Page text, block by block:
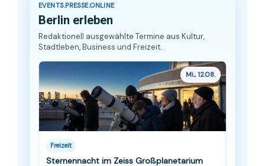
EVENTS.PRESSE.ONLINE
Berlin erleben
Redaktionell ausgewählte Termine aus Kultur,
Stadtleben, Business und Freizeit.
Mi., 12.08.
Freizeit
Sternennacht im Zeiss Großplanetarium